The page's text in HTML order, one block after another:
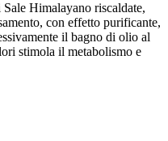
Himalayano riscaldate,
con effetto purificante,
il bagno di olio al
stimola il metabolismo e